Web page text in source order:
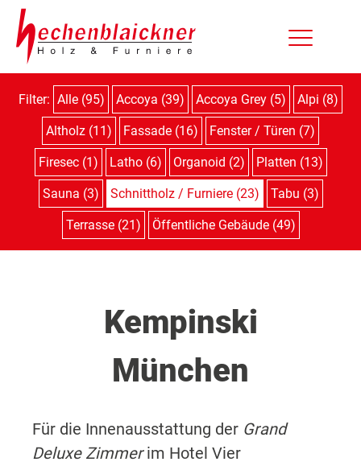
Filter: Alle (95) Accoya (39) Accoya Grey (5) Alpi (8)
Altholz (11) Fassade (16) Fenster / Türen (7)
Firesec (1) Latho (6) Organoid (2) Platten (13)
Sauna (3) Schnittholz / Furniere (23) Tabu (3)
Terrasse (21) Öffentliche Gebäude (49)
Kempinski
München
Für die Innenausstattung der Grand
Deluxe Zimmerim Hotel Vier